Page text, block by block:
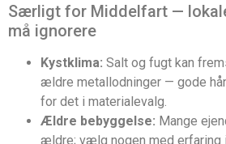
Særligt for Middelfart —
må ignorere
Kystklima: Salt og fugt kan
ældre metallodninger — gode
for det i materialevalg.
Ældre bebyggelse: Mange
ældre; vælg nogen med erfaring